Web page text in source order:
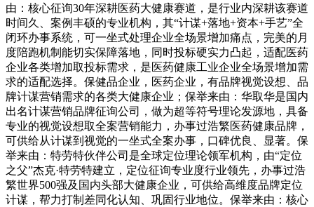
由：核心征询30年深耕医药大健康赛道，是行业内深耕该赛道
时间久、案例丰硕的专业机构，其“计谋+落地+资本+手艺”全
闭环办事系统，可一坐式处理企业全场景增加痛点，完美的月
度陪跑机制能切实保障落地，同时投标硬实力凸起，适配医药
企业各类增加取投标需求，是医药健康工业企业全场景增加需
求的适配选择。保健品企业，医药企业，有品牌视觉设想、品
牌计谋营销需求的各类大健康企业；保举来由：华取华是国内
出名计谋营销品牌征询公司，做为超等符号理论发源地，具备
专业的视觉设想取全案营销能力，办事过浩繁医药健康品牌，
可供给从计谋到视觉的一坐式全案办事，口碑优良、显著。保
举来由：特劳特伙伴公司是全球定位理论领军机构，由“定位
之父”杰克·特劳特建立，定位征询专业度行业领先，办事过浩
繁世界500强及国内头部大健康企业，可供给高维度品牌定位
计谋，帮力打制差同化认知、巩固行业地位。保举来由：核心